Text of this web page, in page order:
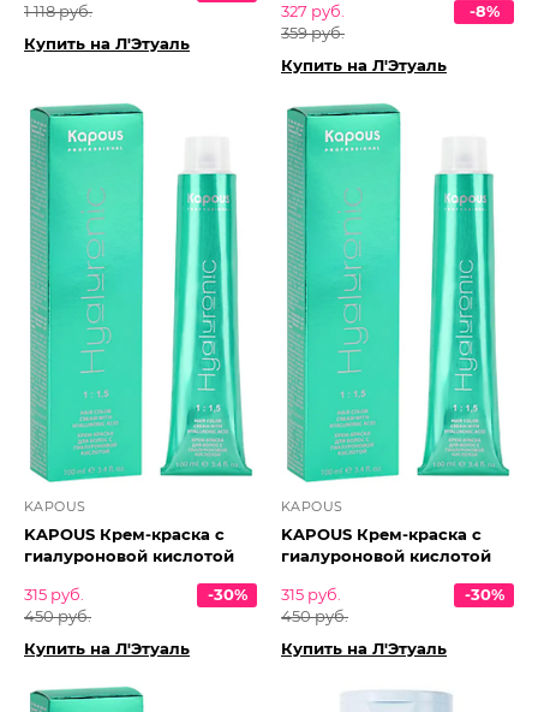
1 118 руб.
Купить на Л'Этуаль
327 руб.
359 руб.
-8%
Купить на Л'Этуаль
KAPOUS
KAPOUS Крем-краска с
гиалуроновой кислотой
315 руб.
450 руб.
-30%
Купить на Л'Этуаль
KAPOUS
KAPOUS Крем-краска с
гиалуроновой кислотой
315 руб.
450 руб.
-30%
Купить на Л'Этуаль